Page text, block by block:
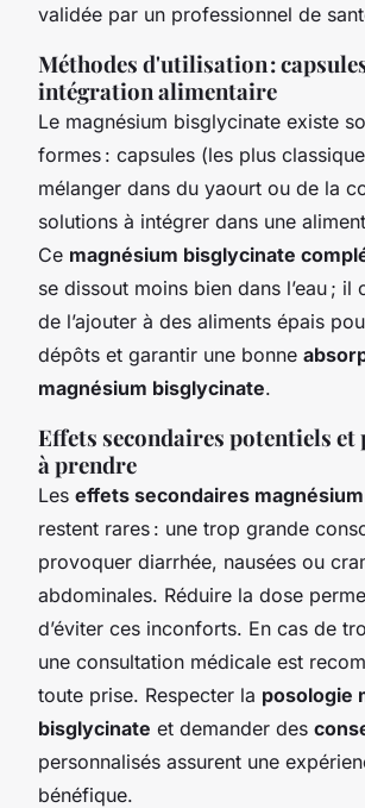
validée par un professionnel de
Méthodes d'utilisation :
intégration alimentaire
Le magnésium bisglycinate existe
formes : capsules (les plus
mélanger dans du yaourt ou de la
solutions à intégrer dans une
Ce magnésium bisglycinate
se dissout moins bien dans l’eau ; il
de l’ajouter à des aliments épais
dépôts et garantir une bonne
magnésium bisglycinate.
Effets secondaires potentiels et
à prendre
Les effets secondaires
restent rares : une trop grande
provoquer diarrhée, nausées ou
abdominales. Réduire la dose
d’éviter ces inconforts. En cas de
une consultation médicale est
toute prise. Respecter la posologie
bisglycinate et demander des
personnalisés assurent une
bénéfique.